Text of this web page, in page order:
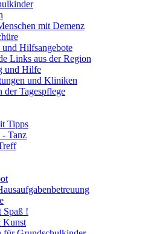
mit Demenz
Hilfsangebote
Links aus der Region
und Hilfe
und Kliniken
der Tagespflege
Tipps
- Tanz
Spaß !
Kunst